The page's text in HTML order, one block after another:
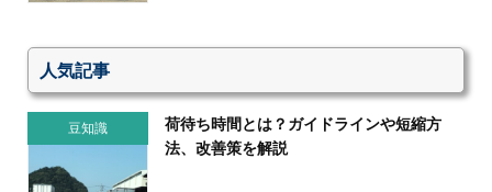
人気記事
豆知識
荷待ち時間とは？ガイドラインや短縮方
法、改善策を解説